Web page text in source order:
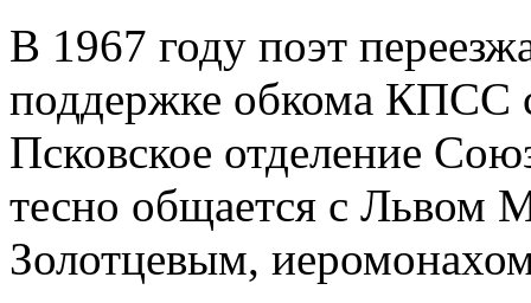
В 1967 году поэт
поддержке обкома КПСС
Псковское отделение
тесно общается с Львом
Золотцевым,